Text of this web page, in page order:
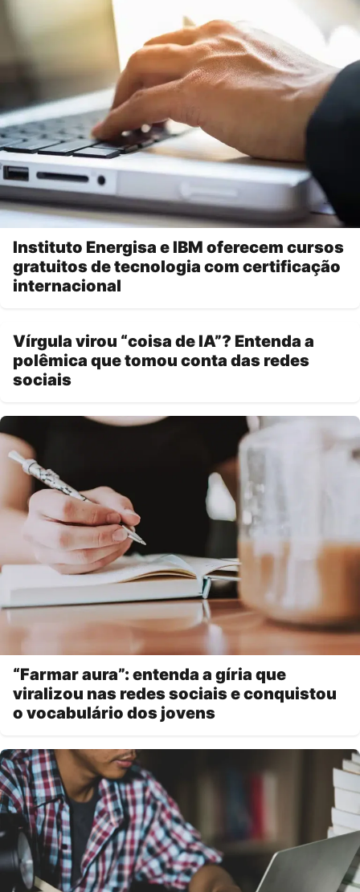
Instituto Energisa e IBM oferecem cursos
gratuitos de tecnologia com certificação
internacional
Vírgula virou “coisa de IA”? Entenda a
polêmica que tomou conta das redes
sociais
“Farmar aura”: entenda a gíria que
viralizou nas redes sociais e conquistou
o vocabulário dos jovens